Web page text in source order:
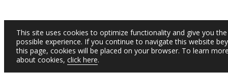
This site uses cookies to optimize functionality and give you
possible experience. If you continue to navigate this website
this page, cookies will be placed on your browser. To learn
about cookies, click here.